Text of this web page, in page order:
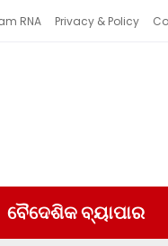
RNA Privacy & Policy
ବୈଦେଶିକ ବ୍ୟାପାର